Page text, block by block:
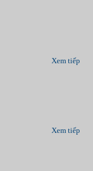
Xem tiếp
Xem tiếp